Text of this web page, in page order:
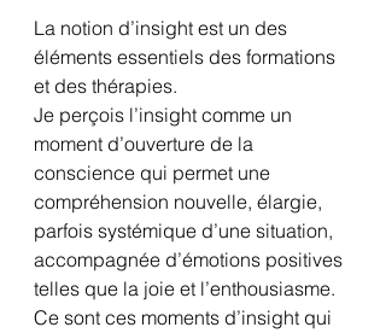
La notion d’insight est un des
éléments essentiels des formations
et des thérapies.
Je perçois l’insight comme un
moment d’ouverture de la
conscience qui permet une
compréhension nouvelle, élargie,
parfois systémique d’une situation,
accompagnée d’émotions positives
telles que la joie et l’enthousiasme.
Ce sont ces moments d’insight qui